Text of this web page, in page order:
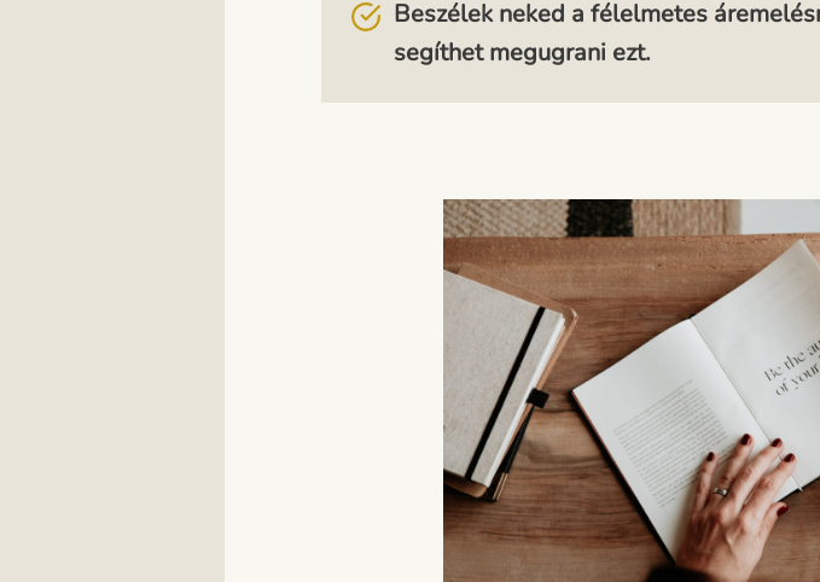
Beszélek neked a félelmetes
segíthet megugrani ezt.